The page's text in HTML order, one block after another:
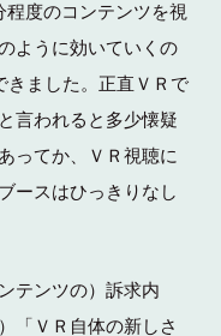
度のコンテンツを視
ように効いていくの
きました。正直ＶＲで
言われると多少懐疑
ってか、ＶＲ視聴に
ースはひっきりなし
テンツの）訴求内
「ＶＲ自体の新しさ